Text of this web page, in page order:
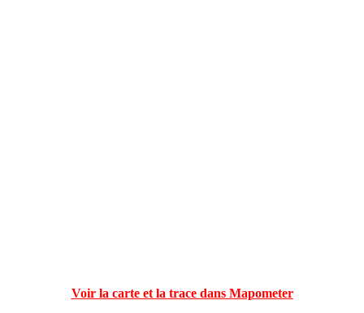
Voir la carte et la trace dans Mapometer